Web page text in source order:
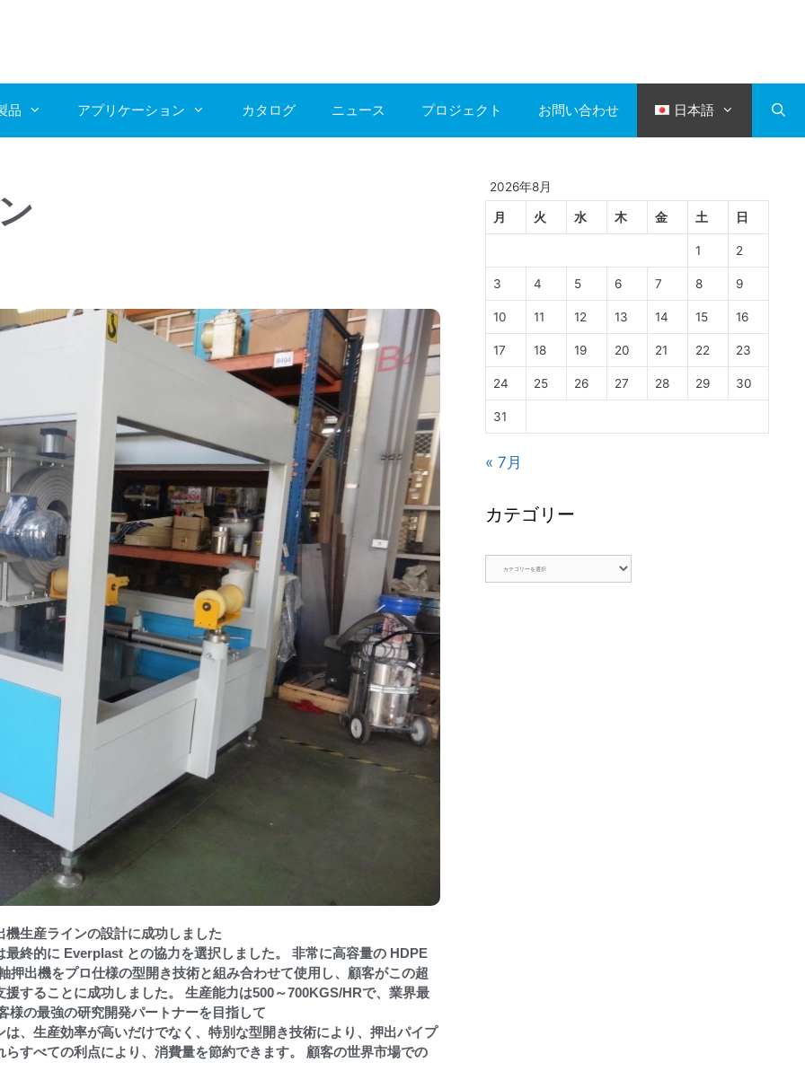
品 アプリケーション カタログ ニュース プロジェクト お問い合わせ 日本語
生産ラインの設計に成功しました
終的に Everplast との協力を選択しました。 非常に高容量の HDPE
出機をプロ仕様の型開き技術と組み合わせて使用し、顧客がこの超
することに成功しました。 生産能力は500～700KGS/HRで、業界最
様の最強の研究開発パートナーを目指して
、生産効率が高いだけでなく、特別な型開き技術により、押出パイプ
すべての利点により、消費量を節約できます。 顧客の世界市場での
2026年8月
月 火 水 木 金 土 日
1 2
3 4 5 6 7 8 9
10 11 12 13 14 15 16
17 18 19 20 21 22 23
24 25 26 27 28 29 30
31
« 7月
カテゴリー